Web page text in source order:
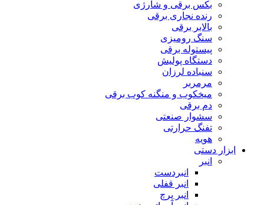
بکس برقی و شارژی
رنده نجاری برقی
بالابر برقی
سنگ رومیزی
پیستوله برقی
دستگاه پولیش
سنباده لرزان
مرمربر
میخکوب و منگنه کوب برقی
دم برقی
سشوار صنعتی
تفنگ حرارتی
هویه
ابزار دستی
انبر
انبردست
انبر قفلی
انبر پرچ